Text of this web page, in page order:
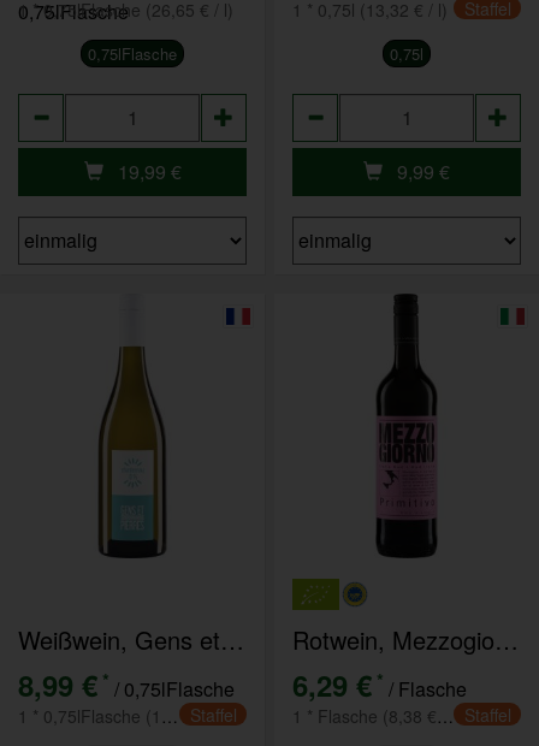
0,75lFlasche
1 * 0,75lFlasche (26,65 € / l)
0,75lFlasche
19,99 €
1 * 0,75l (13,32 € / l) Staffel
0,75l
9,99 €
Weißwein, Gens et Pierres Chardonnay alkoholfrei
8,99 € * / 0,75lFlasche
Staffel
Rotwein, Mezzogiorno Primitivo rot 0,75 l
6,29 € * / Flasche
Staffel